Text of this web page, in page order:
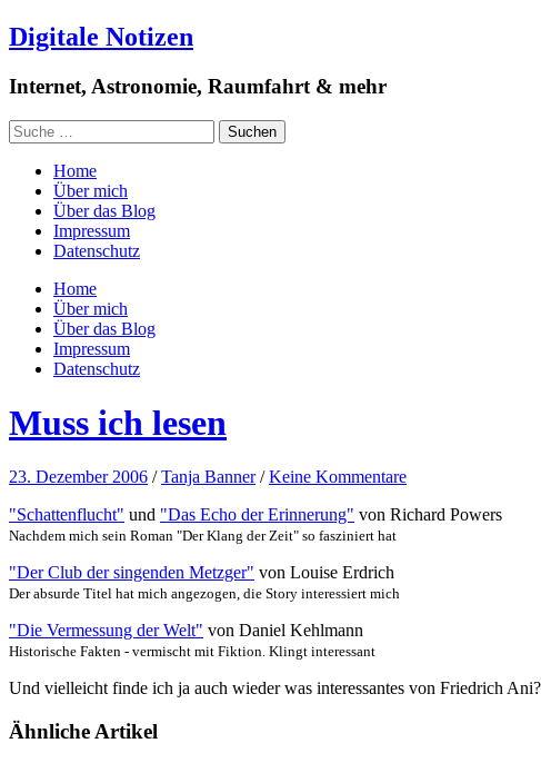
Digitale Notizen
Internet, Astronomie, Raumfahrt & mehr
Home
Über mich
Über das Blog
Impressum
Datenschutz
Home
Über mich
Über das Blog
Impressum
Datenschutz
Muss ich lesen
23. Dezember 2006 /Tanja Banner /Keine Kommentare
"Schattenflucht" und "Das Echo der Erinnerung" von Richard Powers
Nachdem mich sein Roman "Der Klang der Zeit" so fasziniert hat
"Der Club der singenden Metzger" von Louise Erdrich
Der absurde Titel hat mich angezogen, die Story interessiert mich
"Die Vermessung der Welt" von Daniel Kehlmann
Historische Fakten - vermischt mit Fiktion. Klingt interessant
Und vielleicht finde ich ja auch wieder was interessantes von Friedrich
Ähnliche Artikel